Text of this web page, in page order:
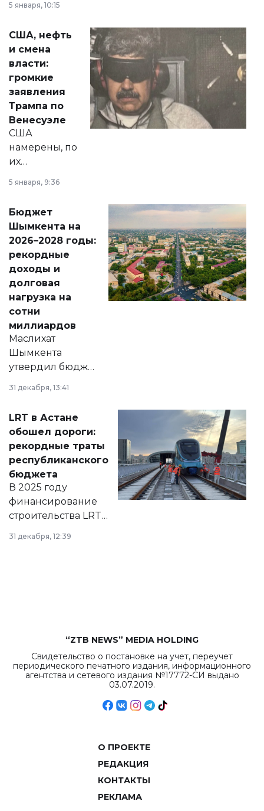
сразу несколько
актуальных тем —
от слухов о
политических
реформах до
вопросов армии,
экономики и
личного здоровья.
5 января, 10:15
США, нефть
и смена
власти:
громкие
заявления
Трампа по
Венесуэле
США
намерены, по
их
принести
народу
Венесуэлы.
5 января, 9:36
Бюджет
Шымкента на
2026–2028 годы:
рекордные
доходы и
долговая
нагрузка на
сотни
миллиардов
Маслихат
Шымкента
утвердил бюджет
города на 2026–
2028 годы.
документ
появился в базе
нормативных
правовых актов и
на сайте маслихат
города.
31 декабря, 13:41
LRT в Астане
обошел дороги:
рекордные траты
республиканского
бюджета
В 2025 году
финансирование
строительства LRT
в Астане из
республиканского
31 декабря, 12:39
“ZTB NEWS” MEDIA HOLDING
Свидетельство о постановке на учет, переучет
периодического печатного издания, информационного
агентства и сетевого издания №17772-СИ выдано
03.07.2019.
О ПРОЕКТЕ
РЕДАКЦИЯ
КОНТАКТЫ
РЕКЛАМА